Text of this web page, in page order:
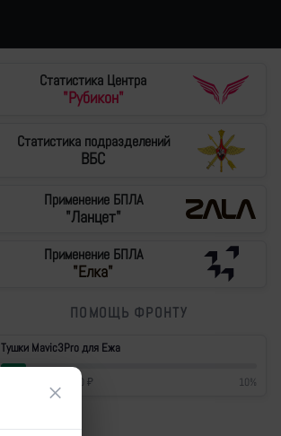
Статистика Центра
"Рубикон"
Статистика подразделений
ВБС
Применение БПЛА
"Ланцет"
Применение БПЛА
"Елка"
ПОМОЩЬ ФРОНТУ
Тушки Mavic3Pro для Ежа
430 000 ₽ 10%
×